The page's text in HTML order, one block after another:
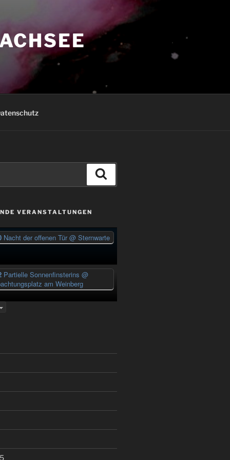
VERANSTALTUNGEN
Nacht der offenen Tür@ Sternwarte
Partielle Sonnenfinsterins@
am Weinberg